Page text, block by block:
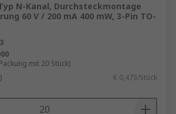
N-Kanal, Durchsteckmontage
60 V / 200 mA 400 mW, 3-Pin TO-
mit 20 Stück)
€ 0,473/Stück